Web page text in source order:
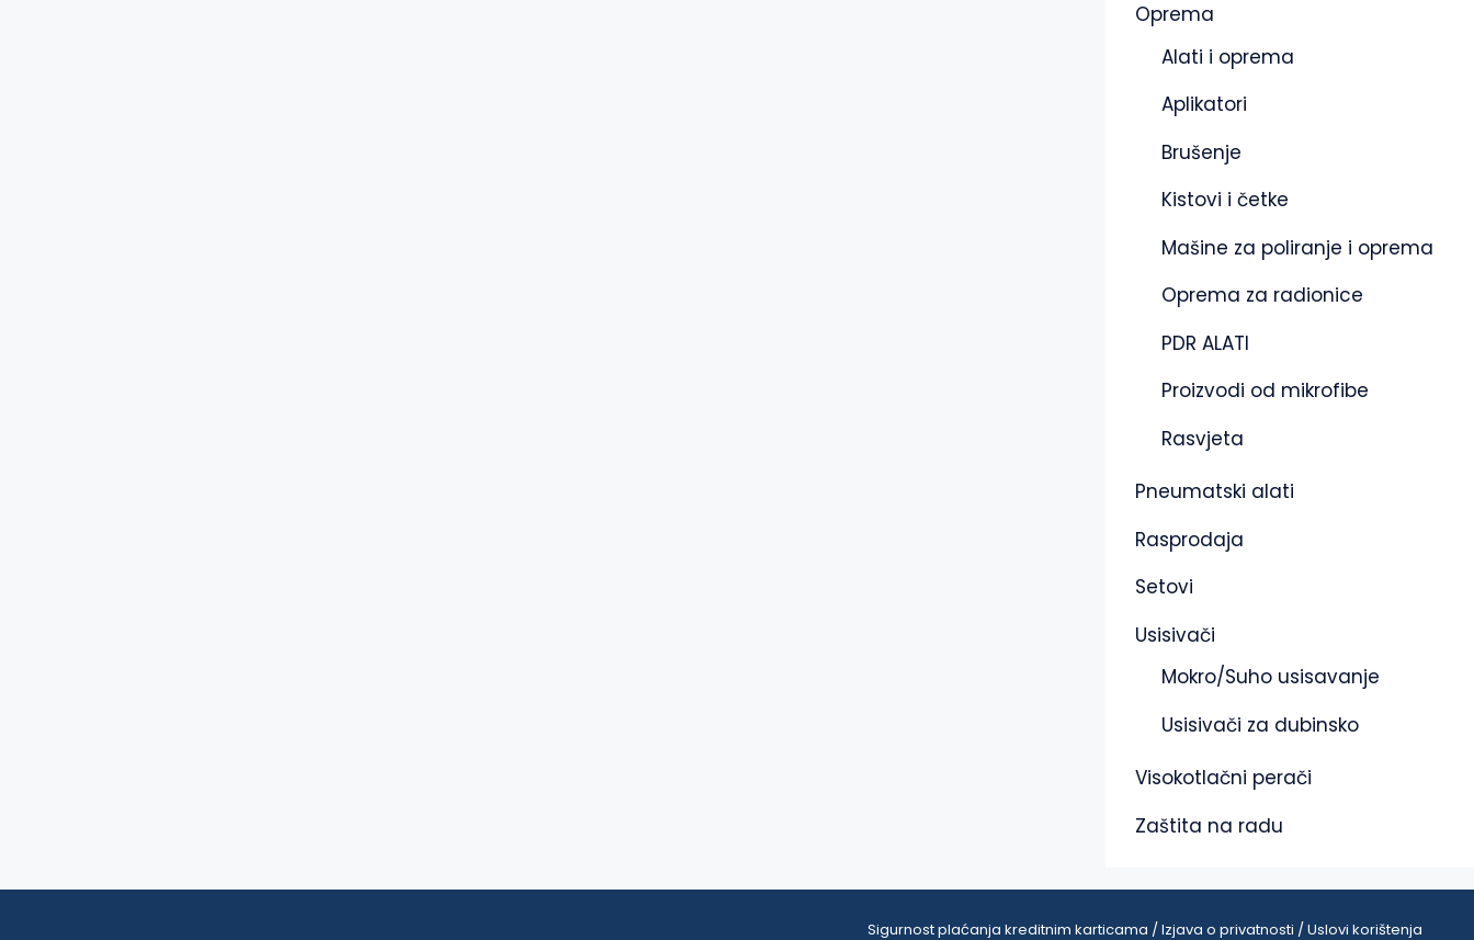
Oprema
Alati i oprema
Aplikatori
Brušenje
Kistovi i četke
Mašine za poliranje i oprema
Oprema za radionice
PDR ALATI
Proizvodi od mikrofibe
Rasvjeta
Pneumatski alati
Rasprodaja
Setovi
Usisivači
Mokro/Suho usisavanje
Usisivači za dubinsko
Visokotlačni perači
Zaštita na radu
Sigurnost plaćanja kreditnim karticama / Izjava o privatnosti / Uslovi korištenja